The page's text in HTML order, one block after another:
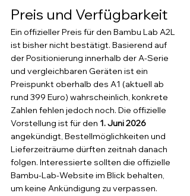
Preis und Verfügbarkeit
Ein offizieller Preis für den Bambu Lab A2L
ist bisher nicht bestätigt. Basierend auf
der Positionierung innerhalb der A-Serie
und vergleichbaren Geräten ist ein
Preispunkt oberhalb des A1 (aktuell ab
rund 399 Euro) wahrscheinlich, konkrete
Zahlen fehlen jedoch noch. Die offizielle
Vorstellung ist für den 1. Juni 2026
angekündigt, Bestellmöglichkeiten und
Lieferzeiträume dürften zeitnah danach
folgen. Interessierte sollten die offizielle
Bambu-Lab-Website im Blick behalten,
um keine Ankündigung zu verpassen.